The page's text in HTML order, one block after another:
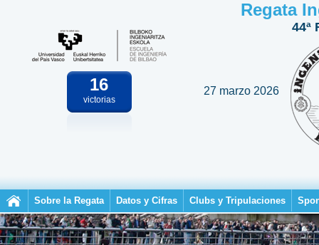
16
victorias
Regata
44ª
27 marzo 2026
Sobre la Regata Datos y Cifras Clubs y Tripulaciones